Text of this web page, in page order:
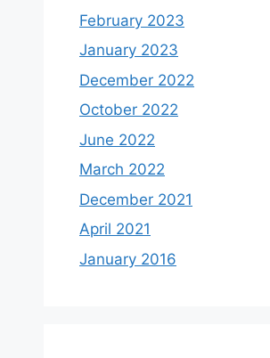
February 2023
January 2023
December 2022
October 2022
June 2022
March 2022
December 2021
April 2021
January 2016